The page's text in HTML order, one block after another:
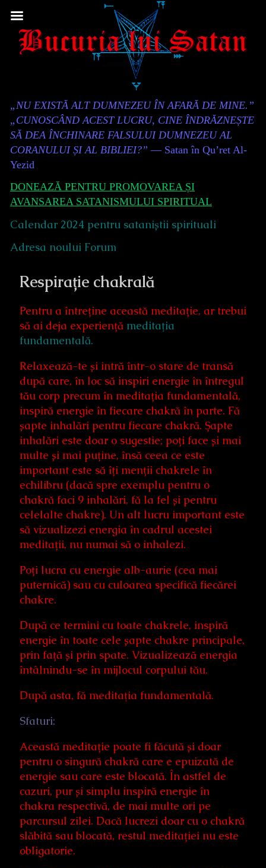
to
Content
Header
„NU EXISTĂ ALT DUMNEZEU ÎN AFARĂ DE MINE.”
„CUNOSCÂND ACEST LUCRU, CINE ÎNDRĂZNEȘTE
SĂ DEA ÎNCHINARE FALSULUI DUMNEZEU AL
CORANULUI ȘI AL BIBLIEI?” — Satan în Qu’ret Al-
Yezid
DONEAZĂ PENTRU PROMOVAREA ȘI
AVANSAREA SATANISMULUI SPIRITUAL
Calendar 2024 pentru sataniștii spirituali
Adresa noului Forum
Respirație chakrală
Pentru a întreține această meditație, ar trebui
să ai deja experiență meditaţia
fundamentală.
Relaxează-te și intră într-o stare de transă
după care, în loc să inspiri energie în întregul
tău corp precum în meditația fundamentală,
inspiră energie în fiecare chakră în parte. Fă
șapte inhalări pentru fiecare chakră. Șapte
inhalări este doar o sugestie; poți face și mai
multe și mai puține, însă ceea ce este
important este să îți menții chakrele în
echilibru (dacă spre exemplu pentru o
chakră faci 9 inhalări, fă la fel și pentru
celelalte chakre). Un alt lucru important este
să vizualizezi energia în cadrul acestei
meditații, nu numai să o inhalezi.
Poți lucra cu energie alb-aurie (cea mai
puternică) sau cu culoarea specifică fiecărei
chakre.
După ce termini cu toate chakrele, inspiră
energie în toate cele șapte chakre principale,
prin față și prin spate. Vizualizează energia
întâlnindu-se în mijlocul corpului tău.
După asta, fă meditaţia fundamentală.
Sfaturi:
Această meditație poate fi făcută și doar
pentru o singură chakră care e epuizată de
energie sau care este blocată. În astfel de
cazuri, pur și simplu inspiră energie în
chakra respectivă, de mai multe ori pe
parcursul zilei. Dacă lucrezi doar cu o chakră
slăbită sau blocată, restul meditației nu este
obligatorie.